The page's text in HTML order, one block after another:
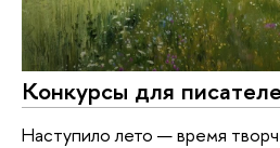
Конкурсы для
Наступило лето — время